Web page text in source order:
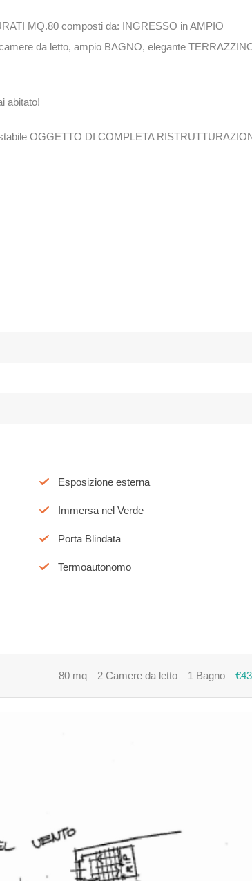
MQ.80 composti da: INGRESSO in AMPIO
da letto, ampio BAGNO, elegante
abitato!
OGGETTO DI COMPLETA
Esposizione esterna
Immersa nel Verde
Porta Blindata
Termoautonomo
80 mq 2 Camere da letto 1 Bagno